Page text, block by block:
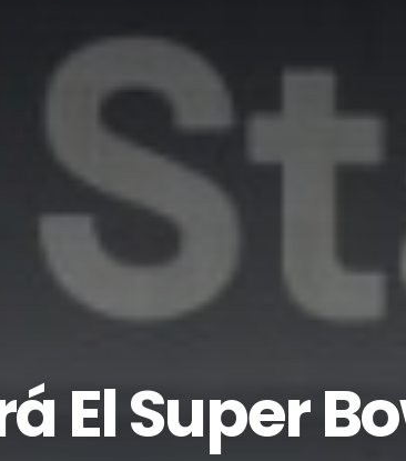
El Super